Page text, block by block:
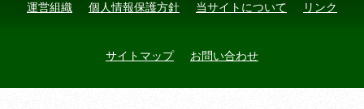
運営組織 個人情報保護方針 当サイトについて リンク
サイトマップ お問い合わせ